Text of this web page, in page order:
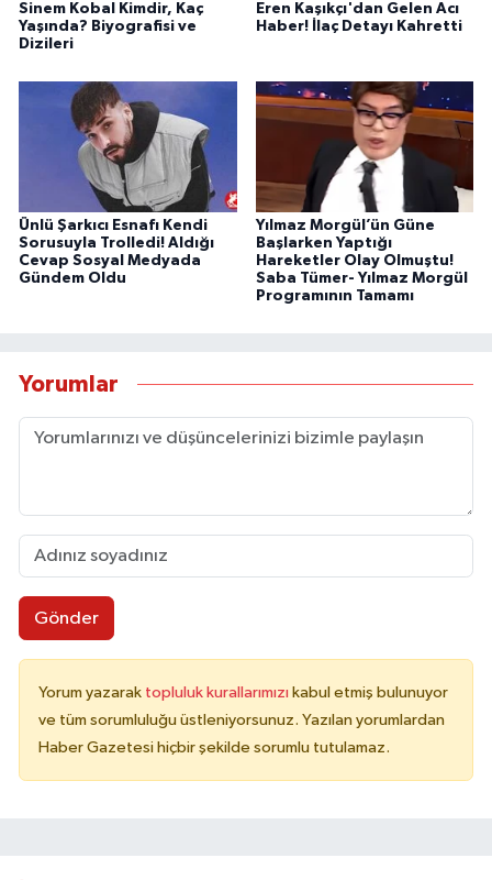
Sinem Kobal Kimdir, Kaç
Yaşında? Biyografisi ve
Dizileri
Eren Kaşıkçı'dan Gelen Acı
Haber! İlaç Detayı Kahretti
Ünlü Şarkıcı Esnafı Kendi
Sorusuyla Trolledi! Aldığı
Cevap Sosyal Medyada
Gündem Oldu
Yılmaz Morgül’ün Güne
Başlarken Yaptığı
Hareketler Olay Olmuştu!
Saba Tümer- Yılmaz Morgül
Programının Tamamı
Yorumlar
Gönder
Yorum yazarak topluluk kurallarımızı kabul etmiş bulunuyor
ve tüm sorumluluğu üstleniyorsunuz. Yazılan yorumlardan
Haber Gazetesi hiçbir şekilde sorumlu tutulamaz.